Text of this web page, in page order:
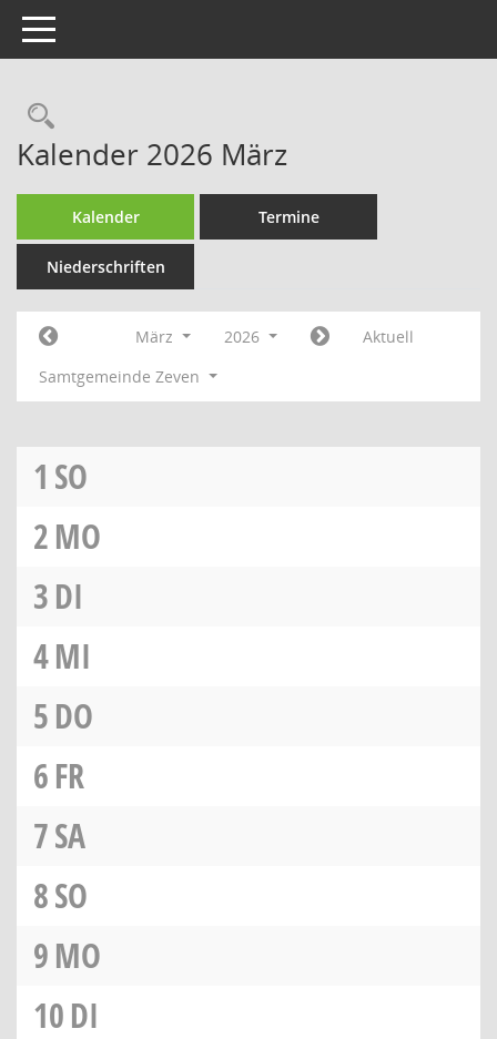
Toggle navigation
Rechercheauswahl
Kalender 2026 März
Kalender Termine
Niederschriften
März 2026
Aktuell
Samtgemeinde Zeven
1 SO
2MO
3DI
4MI
5DO
6FR
7SA
8SO
9MO
10DI